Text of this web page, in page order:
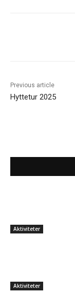
Previous article
Hyttetur 2025
Aktiviteter
Aktiviteter